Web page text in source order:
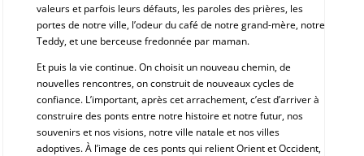
valeurs et parfois leurs défauts, les paroles des prières, les
portes de notre ville, l’odeur du café de notre grand-mère, notre
Teddy, et une berceuse fredonnée par maman.
Et puis la vie continue. On choisit un nouveau chemin, de
nouvelles rencontres, on construit de nouveaux cycles de
confiance. L’important, après cet arrachement, c’est d’arriver à
construire des ponts entre notre histoire et notre futur, nos
souvenirs et nos visions, notre ville natale et nos villes
adoptives. À l’image de ces ponts qui relient Orient et Occident,